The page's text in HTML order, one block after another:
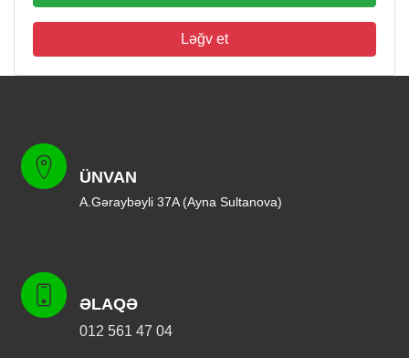
Ləğv et
ÜNVAN
A.Gəraybəyli 37A (Ayna Sultanova)
ƏLAQƏ
012 561 47 04